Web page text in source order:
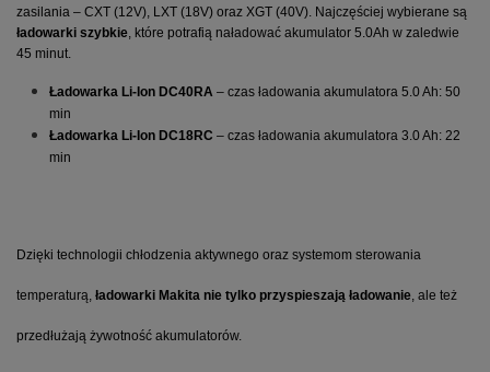
ładowarki szybkie, które potrafią naładować akumulator 5.0Ah w zaledwie
45 minut.
Ładowarka Li-Ion DC40RA – czas ładowania akumulatora 5.0 Ah: 50
min
Ładowarka Li-Ion DC18RC – czas ładowania akumulatora 3.0 Ah: 22
min
Dzięki technologii chłodzenia aktywnego oraz systemom sterowania
temperaturą, ładowarki Makita nie tylko przyspieszają ładowanie, ale też
przedłużają żywotność akumulatorów.